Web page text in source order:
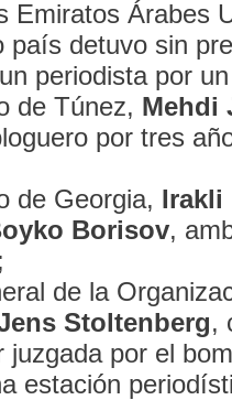
Emiratos Árabes
país detuvo sin
periodista por
de Túnez, Mehdi
por tres
de Georgia, Irakli
Borisov,
de la
Stoltenberg,
juzgada por el
estación